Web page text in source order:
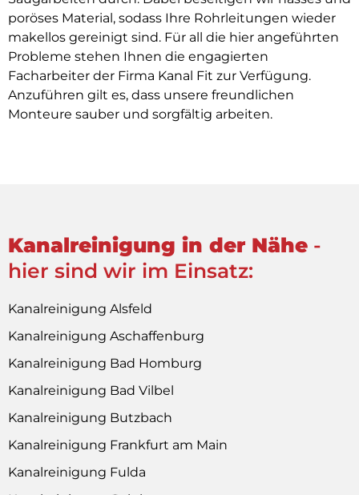
poröses Material, sodass Ihre Rohrleitungen wieder
makellos gereinigt sind. Für all die hier angeführten
Probleme stehen Ihnen die engagierten
Facharbeiter der Firma Kanal Fit zur Verfügung.
Anzuführen gilt es, dass unsere freundlichen
Monteure sauber und sorgfältig arbeiten.
Kanalreinigung in der Nähe -
hier sind wir im Einsatz:
Kanalreinigung Alsfeld
Kanalreinigung Aschaffenburg
Kanalreinigung Bad Homburg
Kanalreinigung Bad Vilbel
Kanalreinigung Butzbach
Kanalreinigung Frankfurt am Main
Kanalreinigung Fulda